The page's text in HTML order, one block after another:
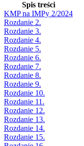
Spis treści
KMP na IMPy 2/2024
Rozdanie 2.
Rozdanie 3.
Rozdanie 4.
Rozdanie 5.
Rozdanie 6.
Rozdanie 7.
Rozdanie 8.
Rozdanie 9.
Rozdanie 10.
Rozdanie 11.
Rozdanie 12.
Rozdanie 13.
Rozdanie 14.
Rozdanie 15.